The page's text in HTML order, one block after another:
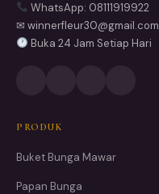
WhatsApp: 08111919922
✉ winnerfleur30@gmail.com
Buka 24 Jam Setiap Hari
PRODUK
Buket Bunga Mawar
Papan Bunga